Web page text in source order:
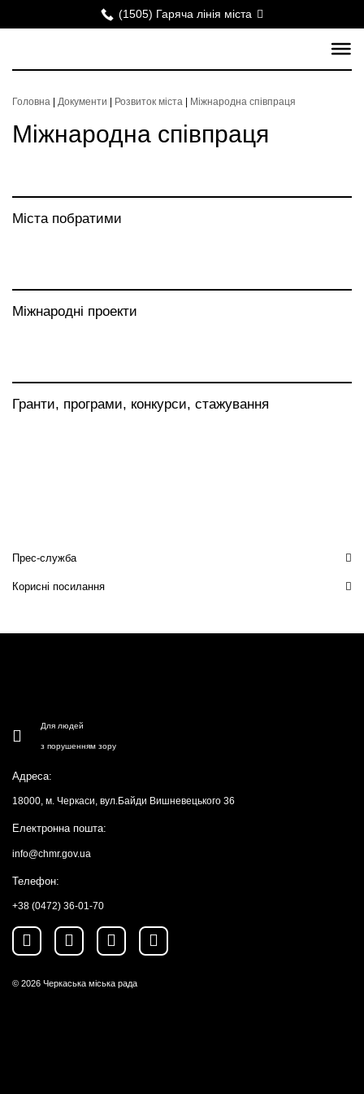
(1505) Гаряча лінія міста
Головна Документи Розвиток міста Міжнародна співпраця
Міжнародна співпраця
Міста побратими
Міжнародні проекти
Гранти, програми, конкурси, стажування
Прес-служба
Корисні посилання
Для людей
з порушенням зору
Адреса:
18000, м. Черкаси, вул.Байди Вишневецького 36
Електронна пошта:
info@chmr.gov.ua
Телефон:
+38 (0472) 36-01-70
© 2026 Черкаська міська рада